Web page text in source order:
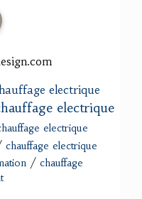
electrique
electrique
electrique
chauffage electrique
/ chauffage